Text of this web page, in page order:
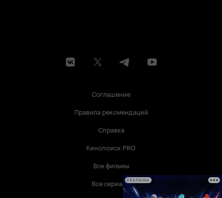
Соглашение
Правила рекомендаций
Справка
Кинопоиск PRO
Все фильмы
Все сериалыРЕКЛАМА